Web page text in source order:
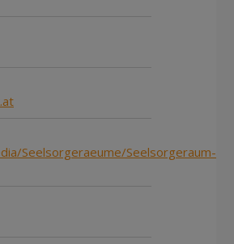
Seelsorgeraeume/Seelsorgeraum-